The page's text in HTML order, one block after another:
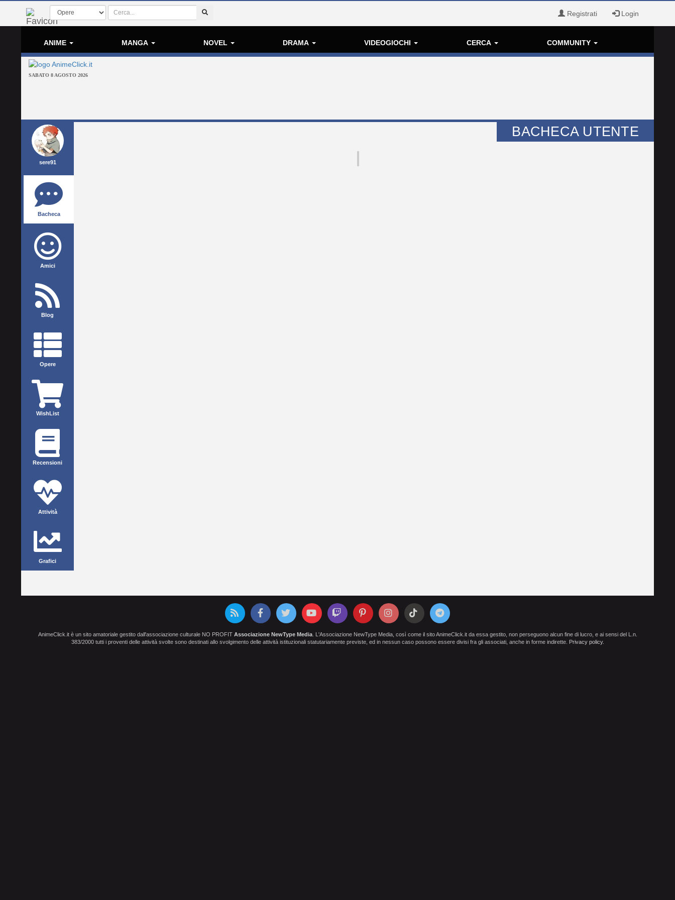
Registrati Login
ANIME MANGA NOVEL DRAMA VIDEOGIOCHI CERCA COMMUNITY
SABATO 8 AGOSTO 2026
sere91
Bacheca
Amici
Blog
Opere
WishList
Recensioni
Attività
Grafici
BACHECA UTENTE
AnimeClick.it è un sito amatoriale gestito dall'associazione culturale NO PROFIT Associazione NewType Media. L'Associazione NewType Media, così come il sito AnimeClick.it da essa gestito, non perseguono alcun fine di lucro, e ai sensi del L.n.
383/2000 tutti i proventi delle attività svolte sono destinati allo svolgimento delle attività istituzionali statutariamente previste, ed in nessun caso possono essere divisi fra gli associati, anche in forme indirette. Privacy policy.